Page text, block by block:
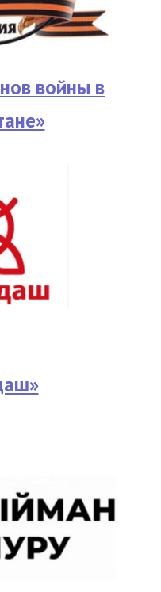
войны в